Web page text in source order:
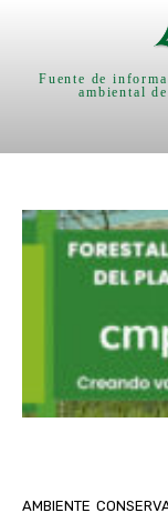
Fuente de
ambiental
AMBIENTE